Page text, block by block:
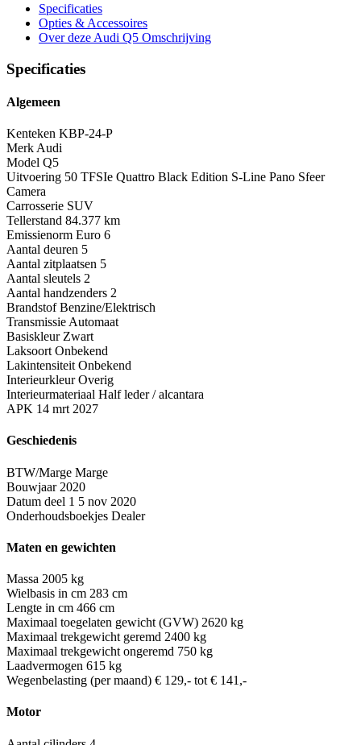
Specificaties
Opties & Accessoires
Over deze Audi Q5 Omschrijving
Specificaties
Algemeen
Kenteken KBP-24-P
Merk Audi
Model Q5
Uitvoering 50 TFSIe Quattro Black Edition S-Line Pano Sfeer
Camera
Carrosserie SUV
Tellerstand 84.377 km
Emissienorm Euro 6
Aantal deuren 5
Aantal zitplaatsen 5
Aantal sleutels 2
Aantal handzenders 2
Brandstof Benzine/Elektrisch
Transmissie Automaat
Basiskleur Zwart
Laksoort Onbekend
Lakintensiteit Onbekend
Interieurkleur Overig
Interieurmateriaal Half leder / alcantara
APK 14 mrt 2027
Geschiedenis
BTW/Marge Marge
Bouwjaar 2020
Datum deel 1 5 nov 2020
Onderhoudsboekjes Dealer
Maten en gewichten
Massa 2005 kg
Wielbasis in cm 283 cm
Lengte in cm 466 cm
Maximaal toegelaten gewicht (GVW) 2620 kg
Maximaal trekgewicht geremd 2400 kg
Maximaal trekgewicht ongeremd 750 kg
Laadvermogen 615 kg
Wegenbelasting (per maand) € 129,- tot € 141,-
Motor